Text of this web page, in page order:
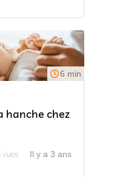
6 min
hanche chez
Il y a 3 ans